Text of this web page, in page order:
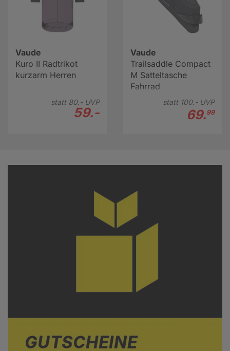
Vaude
Kuro II Radtrikot
kurzarm Herren
statt 80.-UVP
59.-
Vaude
Trailsaddle Compact
M Satteltasche
Fahrrad
statt 100.-UVP
69.99